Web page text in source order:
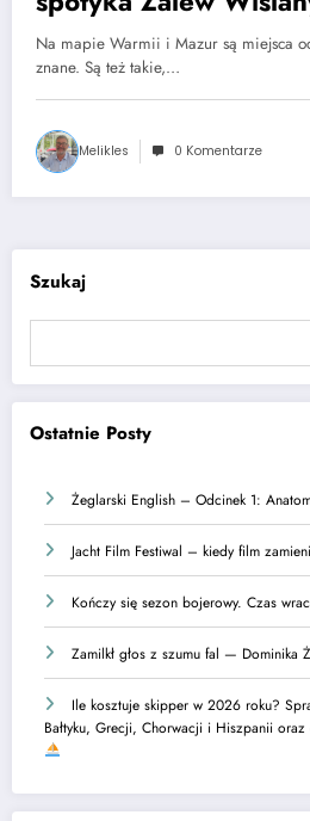
Na mapie Warmii i Mazur są miejsca
znane. Są też takie,…
Melikles 0 Komentarze
Szukaj
Ostatnie Posty
Żeglarski English – Odcinek 1:
Jacht Film Festiwal – kiedy film
Kończy się sezon bojerowy. Czas
Zamilkł głos z szumu fal — Dominika
Ile kosztuje skipper w 2026 roku?
Bałtyku, Grecji, Chorwacji i Hiszpanii